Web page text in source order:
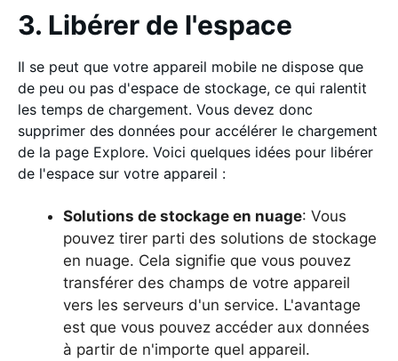
3. Libérer de l'espace
Il se peut que votre appareil mobile ne dispose que
de peu ou pas d'espace de stockage, ce qui ralentit
les temps de chargement. Vous devez donc
supprimer des données pour accélérer le chargement
de la page Explore. Voici quelques idées pour libérer
de l'espace sur votre appareil :
Solutions de stockage en nuage: Vous
pouvez tirer parti des solutions de stockage
en nuage. Cela signifie que vous pouvez
transférer des champs de votre appareil
vers les serveurs d'un service. L'avantage
est que vous pouvez accéder aux données
à partir de n'importe quel appareil.